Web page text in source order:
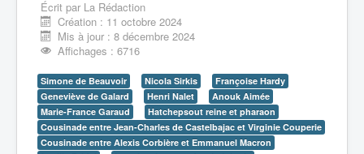
Écrit par La Rédaction
Création : 11 octobre 2024
Mis à jour : 8 décembre 2024
Affichages : 6716
Simone de Beauvoir Nicola Sirkis
Françoise Hardy
Geneviève de Galard
Henri Nalet
Anouk Aimée
Marie-France Garaud
Hatchepsout reine et pharaon
Cousinade entre Jean-Charles de Castelbajac et Virginie Couperie
Cousinade entre Alexis Corbière et Emmanuel Macron